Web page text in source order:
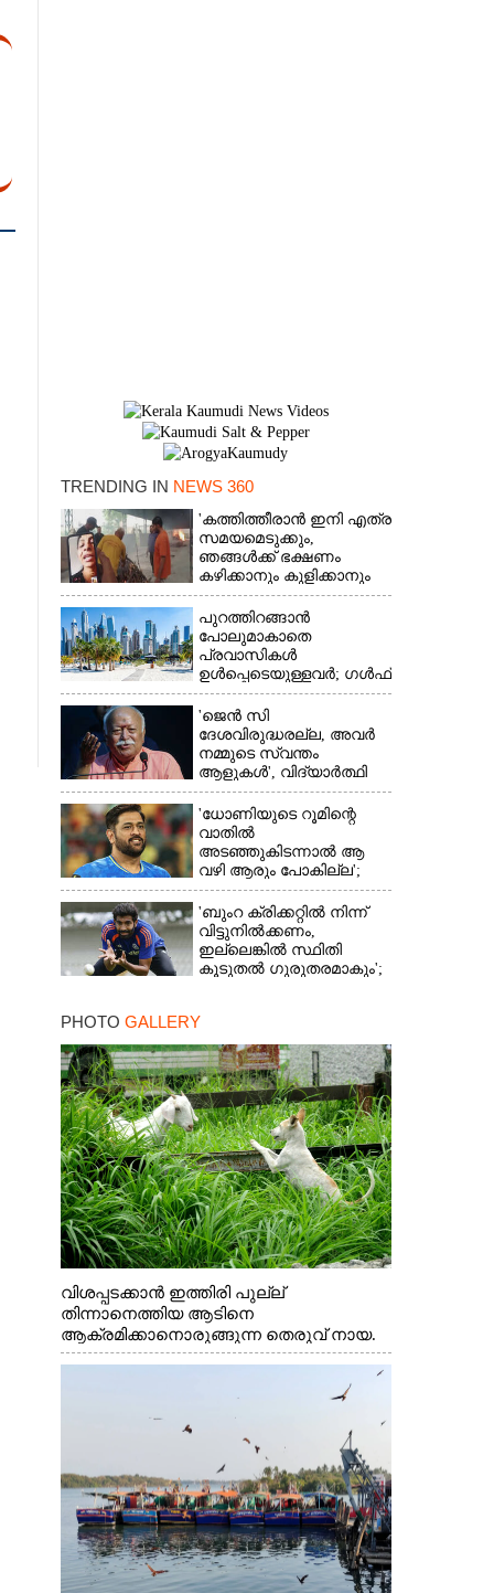
TRENDING IN NEWS 360
'കത്തിത്തീരാൻ ഇനി എത്ര
സമയമെടുക്കും,
ഞങ്ങൾക്ക് ഭക്ഷണം
കഴിക്കാനും കുളിക്കാനും
ഉള്ളതാണ്': അച്ഛന്റെ
സംസ്കാരചടങ്ങിനിടെ
മക്കൾ
പുറത്തിറങ്ങാൻ
പോലുമാകാതെ
പ്രവാസികൾ
ഉൾപ്പെടെയുള്ളവർ; ഗൾഫ്
രാജ്യത്ത് സ്ഥിതി രൂക്ഷം
'ജെൻ സി
ദേശവിരുദ്ധരല്ല, അവർ
നമ്മുടെ സ്വന്തം
ആളുകൾ', വിദ്യാർത്ഥി
പ്രക്ഷോഭത്തെ പിന്തുണച്ച്
ആർഎസ്‌എസ് മേധാവി
'ധോണിയുടെ റൂമിന്റെ
വാതിൽ
അടഞ്ഞുകിടന്നാൽ ആ
വഴി ആരും പോകില്ല';
കാരണം വെളിപ്പെടുത്തി
മുൻ താരം
'ബുംറ ക്രിക്കറ്റിൽ നിന്ന്
വിട്ടുനിൽക്കണം,
ഇല്ലെങ്കിൽ സ്ഥിതി
കൂടുതൽ ഗുരുതരമാകും';
PHOTO GALLERY
വിശപ്പടക്കാൻ ഇത്തിരി പുല്ല്
തിന്നാനെത്തിയ ആടിനെ
ആക്രമിക്കാനൊരുങ്ങുന്ന തെരുവ് നായ.
എറണാകുളം വാത്തുരുത്തിയിൽ നിന്നുള്ള
×